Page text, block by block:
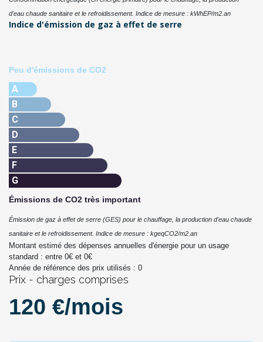
d'eau chaude sanitaire et le refroidissement. Indice de mesure : kWhEP/m2.an
Indice d'émission de gaz à effet de serre
Peu d'émissions de CO2
A
B
C
D
E
F
G
Émissions de CO2 très important
Émission de gaz à effet de serre (GES) pour le chauffage, la production d'eau chaude
sanitaire et le refroidissement. Indice de mesure : kgeqCO2/m2.an
Montant estimé des dépenses annuelles d'énergie pour un usage
standard : entre 0€ et 0€
Année de référence des prix utilisés : 0
Prix - charges comprises
120 €/mois